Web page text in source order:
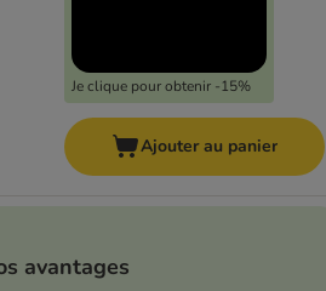
Je clique pour obtenir -15%
Ajouter au panier
avantages